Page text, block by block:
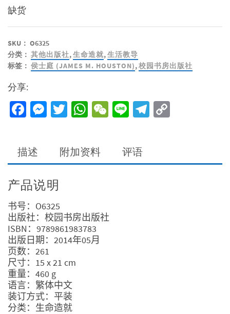
缺货
SKU： O6325
分类： 其他出版社,生命造就,生活教导
标签： 侯士庭 (JAMES M. HOUSTON),校园书房出版社
分享:
Facebook
Messenger
Twitter
WhatsApp
WeChat
LineTelegram
描述 附加资料 评语
产品说明
书号：O6325
出版社：校园书房出版社
ISBN：9789861983783
出版日期：2014年05月
页数：261
尺寸：15 x 21 cm
重量：460 g
语言：繁体中文
装订方式：平装
分类：生命造就